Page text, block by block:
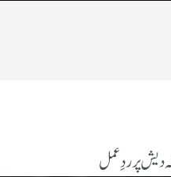
دیش پر ردِ عمل